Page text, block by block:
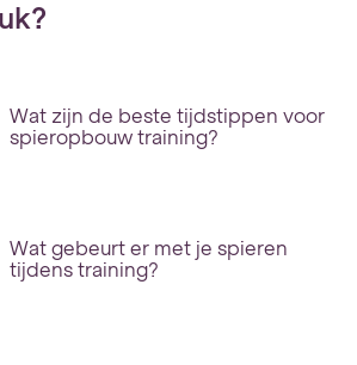
Wat zijn de beste tijdstippen voor
spieropbouw training?
Wat gebeurt er met je spieren
tijdens training?